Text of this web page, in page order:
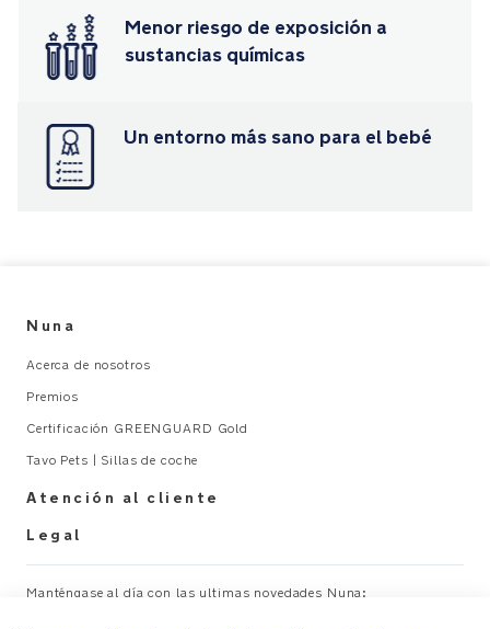
imanes,
y
se
puede
con
la
cremallera
estaciones
al
bebé
abrigado
invierno
y
fácilmente
Menor riesgo de exposición a
sustancias químicas
Un entorno más sano para el bebé
Nuna
Acerca de nosotros
Premios
Certificación GREENGUARD Gold
Tavo Pets | Sillas de coche
Atención al cliente
Legal
Manténgase al día con las ultimas novedades Nuna: